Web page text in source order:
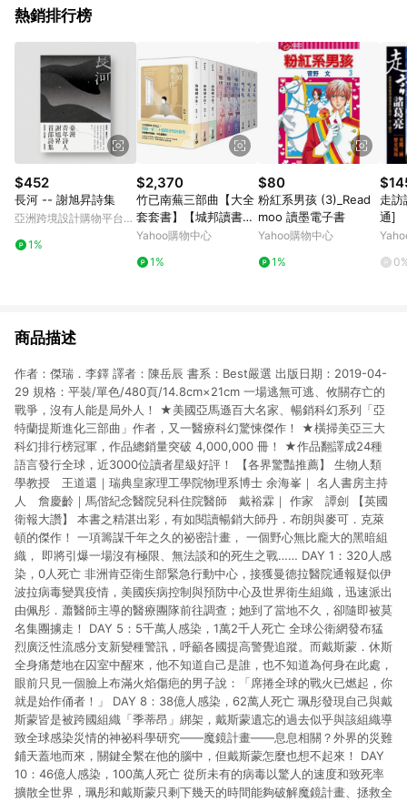
熱銷排行榜
$452
長河 -- 謝旭昇詩集
亞洲跨境設計購物平台
1%
$2,370
竹已南蕪三部曲【大全
套套書】【城邦讀書花
園】
Yahoo購物中心
1%
$80
粉紅系男孩 (3)_Read
moo 讀墨電子書
Yahoo購物中心
1%
走訪
通]
商品描述
作者：傑瑞．李鐸 譯者：陳岳辰 書系：Best嚴選 出版日期：2019-04-
29 規格：平裝/單色/480頁/14.8cm×21cm 一場逃無可逃、攸關存亡的
戰爭，沒有人能是局外人！ ★美國亞馬遜百大名家、暢銷科幻系列「亞
特蘭提斯進化三部曲」作者，又一醫療科幻驚悚傑作！ ★橫掃美亞三大
科幻排行榜冠軍，作品總銷量突破 4,000,000 冊！ ★作品翻譯成24種
語言發行全球，近3000位讀者星級好評！ 【各界驚豔推薦】 生物人類
學教授 王道還｜瑞典皇家理工學院物理系博士 余海峯｜ 名人書房主持
人 詹慶齡｜馬偕紀念醫院兒科住院醫師 戴裕霖｜ 作家 譚劍 【英國
衛報大讚】 本書之精湛出彩，有如閱讀暢銷大師丹．布朗與麥可．克萊
頓的傑作！ 一項籌謀千年之久的祕密計畫， 一個野心無比龐大的黑暗組
織， 即將引爆一場沒有極限、無法談和的死生之戰…… DAY 1：320人感
染，0人死亡 非洲肯亞衛生部緊急行動中心，接獲曼德拉醫院通報疑似伊
波拉病毒變異疫情，美國疾病控制與預防中心及世界衛生組織，迅速派出
由佩彤．蕭醫師主導的醫療團隊前往調查；她到了當地不久，卻隨即被莫
名集團擄走！ DAY 5：5千萬人感染，1萬2千人死亡 全球公衛網發布猛
烈廣泛性流感分支新變種警訊，呼籲各國提高警覺追蹤。而戴斯蒙．休斯
全身痛楚地在囚室中醒來，他不知道自己是誰，也不知道為何身在此處，
眼前只見一個臉上布滿火焰傷疤的男子說：「席捲全球的戰火已燃起，你
就是始作俑者！」 DAY 8：38億人感染，62萬人死亡 珮彤發現自己與戴
斯蒙皆是被跨國組織「季蒂昂」綁架，戴斯蒙遺忘的過去似乎與該組織導
致全球感染災情的神祕科學研究——魔鏡計畫——息息相關？外界的災難
鋪天蓋地而來，關鍵全繫在他的腦中，但戴斯蒙怎麼也想不起來！ DAY
10：46億人感染，100萬人死亡 從所未有的病毒以驚人的速度和致死率
擴散全世界，珮彤和戴斯蒙只剩下幾天的時間能夠破解魔鏡計畫、拯救全